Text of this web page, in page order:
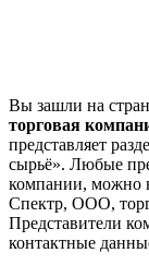
Вы зашли на
торговая
представляет
сырьё». Любые
компании, можно
Спектр, ООО,
Представители
контактные